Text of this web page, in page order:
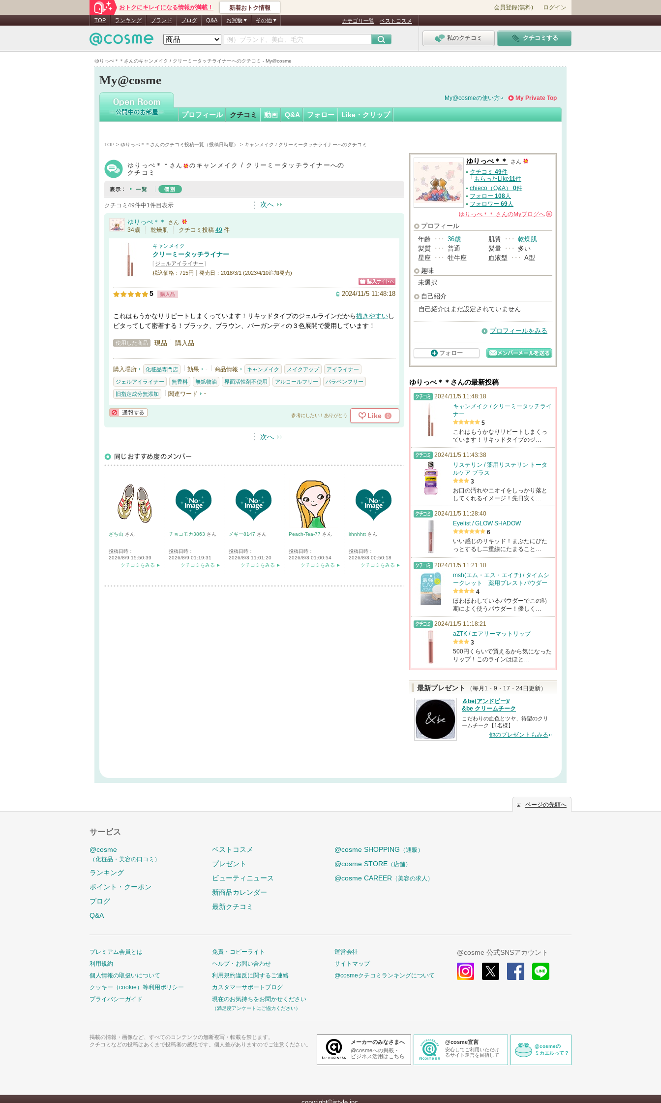
ゆりっぺ＊＊さんのキャンメイク / クリーミータッチライナーへのクチコミ - My@cosme
おトクにキレイになる情報が満載！ 新着おトク情報 会員登録(無料) ログイン
TOP ランキング ブランド ブログ Q&A お買物 その他 カテゴリ一覧 ベストコスメ
私のクチコミ クチコミする
My@cosme
ゆりっぺ＊＊さん
My Private Top
My@cosmeの使い方
プロフィール クチコミ 動画 Q&A フォロー Like・クリップ
TOP > ゆりっぺ＊＊さんのクチコミ投稿一覧（投稿日時順） > キャンメイク / クリーミータッチライナーへのクチコミ
ゆりっぺ＊＊ さん の キャンメイク / クリーミータッチライナーへの
クチコミ
クチコミ49件中1件目表示 次へ
ゆりっぺ＊＊ さん
34歳 乾燥肌 クチコミ投稿 49 件
キャンメイク
クリーミータッチライナー
[ ジェルアイライナー ]
税込価格：715円
発売日：2018/3/1 (2023/4/10追加発売)
5 購入品 2024/11/5 11:48:18
これはもうかなりリピートしまくっています！リキッドタイプのジェルラインだから描きやすいし
ピタってして密着する！ブラック、ブラウン、バーガンディの３色展開で愛用しています！
使用した商品 現品 購入品
購入場所 化粧品専門店 効果 - 商品情報 キャンメイク メイクアップ アイライナー
ジェルアイライナー 無香料 無鉱物油 界面活性剤不使用 アルコールフリー パラベンフリー
旧指定成分無添加 関連ワード -
参考にしたい！ありがとう Like 0
次へ
ざち山 さん
投稿日時：
2026/8/9 15:50:39
クチコミをみる
チョコモカ3863 さん
投稿日時：
2026/8/9 01:19:31
クチコミをみる
メギー8147 さん
投稿日時：
2026/8/8 11:01:20
クチコミをみる
Peach-Tea-77 さん
投稿日時：
2026/8/8 01:00:54
クチコミをみる
irhnhhtt さん
投稿日時：
2026/8/8 00:50:18
クチコミをみる
ゆりっぺ＊＊ さん
クチコミ 49件
└もらったLike11件
chieco（Q&A） 0件
フォロー 108人
フォロワー 69人
ゆりっぺ＊＊ さんのMyブログへ
プロフィール
年齢 ･･･ 36歳 肌質 ･･･ 乾燥肌
髪質 ･･･ 普通 髪量 ･･･
多い
星座 ･･･ 牡牛座 血液型 ･･･ A型
趣味
未選択
自己紹介
自己紹介はまだ設定されていません
プロフィールをみる
フォロー
ゆりっぺ＊＊さんの最新投稿
2024/11/5 11:48:18
キャンメイク / クリーミータッチライ
ナー
5
これはもうかなりリピートしまくっ
ています！リキッドタイプのジ…
2024/11/5 11:43:38
リステリン / 薬用リステリン トータ
ルケア プラス
3
お口の汚れやニオイをしっかり落と
してくれるイメージ！先日安く…
2024/11/5 11:28:40
Eyelist / GLOW SHADOW
6
いい感じのリキッド！まぶたにぴた
っとするし二重線にたまること…
2024/11/5 11:21:10
msh(エム・エス・エイチ) / タイムシ
ークレット 薬用プレストパウダー
4
ほわほわしているパウダーでこの時
期によく使うパウダー！優しく…
2024/11/5 11:18:21
aZTK / エアリーマットリップ
3
500円くらいで買えるから気になった
リップ！このラインはほと…
最新プレゼント
（毎月1・9・17・24日更新）
＆be(アンドビー)/
&be クリームチーク
こだわりの血色とツヤ、待望のクリ
ームチーク【1名様】
他のプレゼントもみる
ページの先頭へ
サービス
@cosme
（化粧品・美容の口コミ）
ランキング
ポイント・クーポン
ブログ
Q&A
ベストコスメ
プレゼント
ビューティニュース
新商品カレンダー
最新クチコミ
@cosme SHOPPING （通販）
@cosme STORE （店舗）
@cosme CAREER （美容の求人）
プレミアム会員とは
利用規約
個人情報の取扱いについて
クッキー（cookie）等利用ポリシー
プライバシーガイド
免責・コピーライト
ヘルプ・お問い合わせ
利用規約違反に関するご連絡
カスタマーサポートブログ
現在のお気持ちをお聞かせください
（満足度アンケートにご協力ください）
運営会社
サイトマップ
@cosmeクチコミランキングについて
@cosme 公式SNSアカウント
掲載の情報・画像など、すべてのコンテンツの無断複写・転載を禁じます。
クチコミなどの投稿はあくまで投稿者の感想です。個人差がありますのでご注意ください。
メーカーのみなさまへ
@cosmeへの掲載・
ビジネス活用はこちら
@cosme宣言
安心してご利用いただけ
るサイト運営を目指して
@cosmeの
ミカエルって？